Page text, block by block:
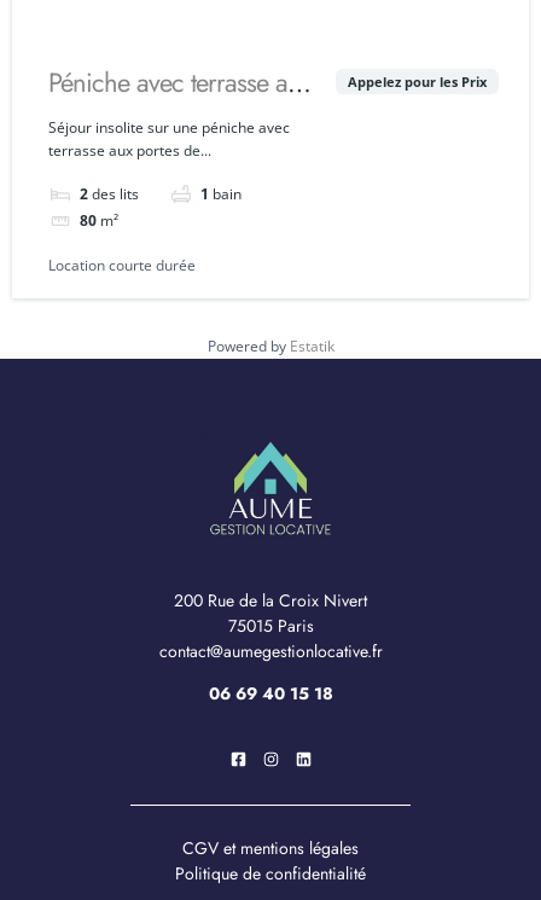
Péniche avec terrasse aux
portes de Paris
Séjour insolite sur une péniche avec
terrasse aux portes de...
2des lits 1 bain
80 m²
Appelez pour les Prix
Location courte durée
Powered by Estatik
200 Rue de la Croix Nivert
75015 Paris
contact@aumegestionlocative.fr
06 69 40 15 18
CGV et mentions légales
Politique de confidentialité